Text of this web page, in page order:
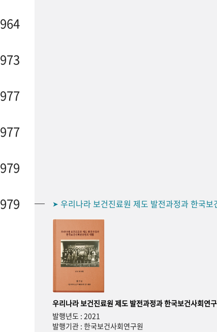
➤ 우리나라 보건진료원 제도 발전과정과 한국보
우리나라 보건진료원 제도 발전과정과 한국보건사회연
발행년도 : 2021
발행기관 : 한국보건사회연구원